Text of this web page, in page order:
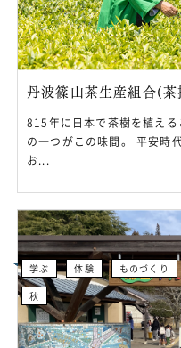
丹波篠山茶生産組合(茶
815年に日本で茶樹を植え
の一つがこの味間。 平安時
お...
学ぶ 体験 ものづくり
秋